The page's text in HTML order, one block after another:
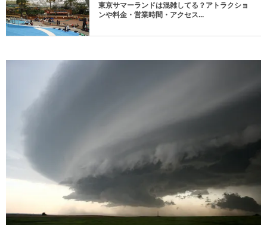
東京サマーランドは混雑してる？アトラクショ
ンや料金・営業時間・アクセス...